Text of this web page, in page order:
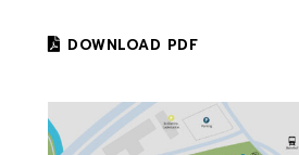
DOWNLOAD PDF